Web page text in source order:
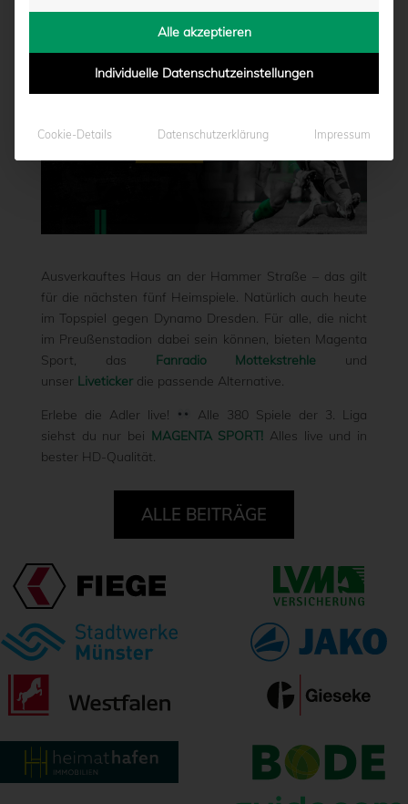
vonMarcel Weskamp|30.03.2024 - 09:34
Ausverkauftes Haus an der Hammer Straße – das gilt
für die nächsten fünf Heimspiele. Natürlich auch heute
im Topspiel gegen Dynamo Dresden. Für alle, die nicht
im Preußenstadion dabei sein können, bieten Magenta
Sport, das Fanradio Mottekstrehle und
unser Livetickerdie passende Alternative.
Erlebe die Adler live!
Alle 380 Spiele der 3. Liga
siehst du nur bei MAGENTA SPORT! Alles live und in
bester HD-Qualität.
ALLE BEITRÄGE
Alle akzeptieren
Individuelle Datenschutzeinstellungen
Cookie-Details Datenschutzerklärung Impressum